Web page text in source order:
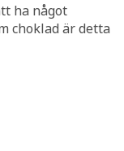
ha något
choklad är detta